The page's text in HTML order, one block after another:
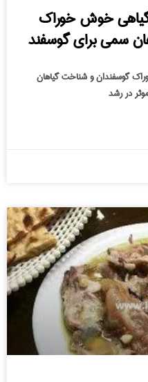
خوش خوراک
سمی برای گوسفند
گوسفندان و شناخت گیاهان
در رشد